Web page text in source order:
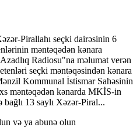
Pirallahı seçki dairəsinin 6
məntəqədən kənara
Radiosu"na məlumat verən
seçki məntəqəsindən kənara
Kommunal İstismar Sahəsinin
məntəqədən kənarda MKİS-in
13 saylı Xəzər-Piral...
və ya abunə olun